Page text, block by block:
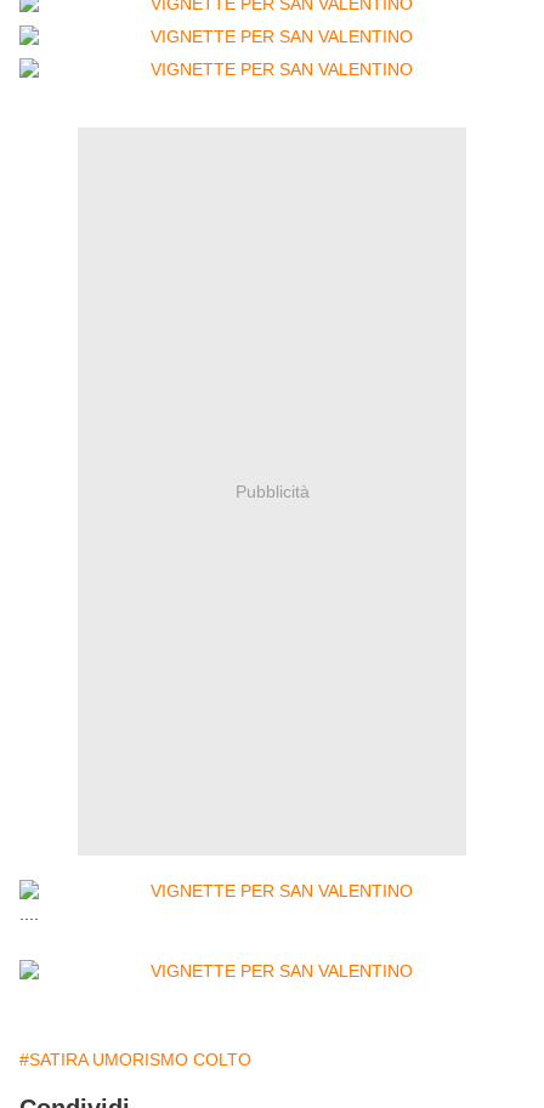
Pubblicità
#SATIRA UMORISMO COLTO